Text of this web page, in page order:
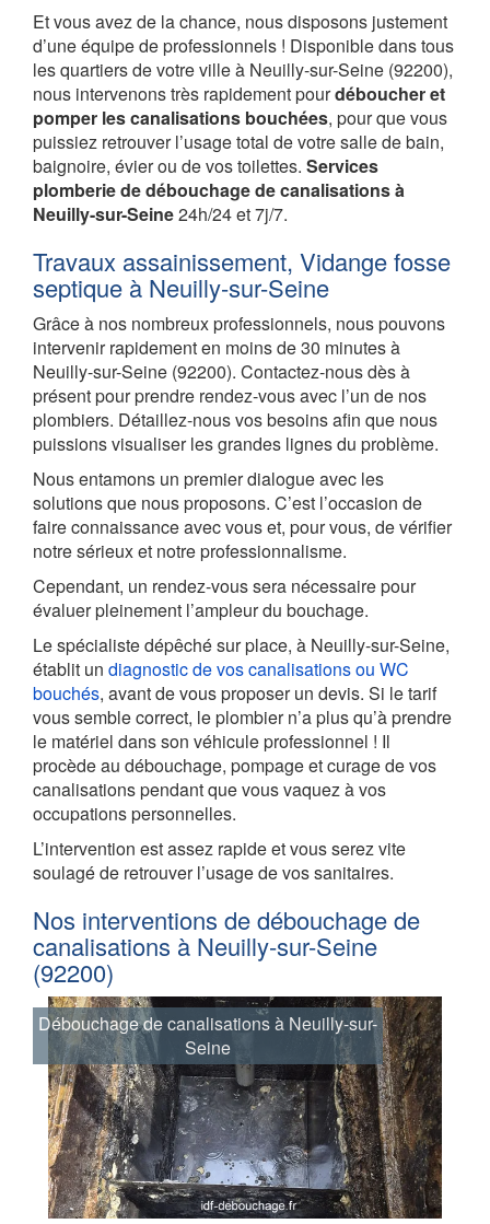
Et vous avez de la chance, nous disposons justement
d’une équipe de professionnels ! Disponible dans tous
les quartiers de votre ville à Neuilly-sur-Seine (92200),
nous intervenons très rapidement pourdéboucher et
pomper les canalisations bouchées, pour que vous
puissiez retrouver l’usage total de votre salle de bain,
baignoire, évier ou de vos toilettes. Services
plomberie de débouchage de canalisations à
Neuilly-sur-Seine24h/24 et 7j/7.
Travaux assainissement, Vidange fosse
septique à Neuilly-sur-Seine
Grâce à nos nombreux professionnels, nous pouvons
intervenir rapidement en moins de 30 minutes à
Neuilly-sur-Seine (92200). Contactez-nous dès à
présent pour prendre rendez-vous avec l’un de nos
plombiers. Détaillez-nous vos besoins afin que nous
puissions visualiser les grandes lignes du problème.
Nous entamons un premier dialogue avec les
solutions que nous proposons. C’est l’occasion de
faire connaissance avec vous et, pour vous, de vérifier
notre sérieux et notre professionnalisme.
Cependant, un rendez-vous sera nécessaire pour
évaluer pleinement l’ampleur du bouchage.
Le spécialiste dépêché sur place, à Neuilly-sur-Seine,
établit un diagnostic de vos canalisations ou WC
bouchés, avant de vous proposer un devis. Si le tarif
vous semble correct, le plombier n’a plus qu’à prendre
le matériel dans son véhicule professionnel ! Il
procède au débouchage, pompage et curage de vos
canalisations pendant que vous vaquez à vos
occupations personnelles.
L’intervention est assez rapide et vous serez vite
soulagé de retrouver l’usage de vos sanitaires.
Nos interventions de débouchage de
canalisations à Neuilly-sur-Seine
(92200)
Débouchage de canalisations à Neuilly-sur-
Seine